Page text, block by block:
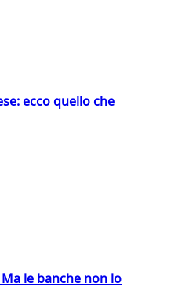
ecco quello che
le banche non lo